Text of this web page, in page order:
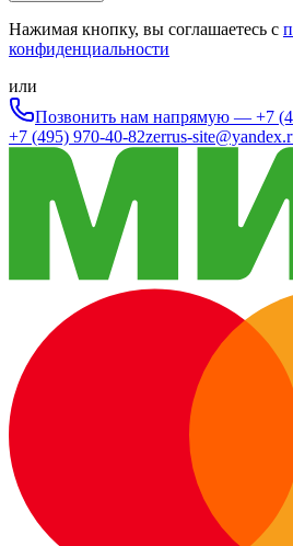
Нажимая кнопку, вы соглашаетесь с
конфиденциальности
или
Позвонить нам напрямую — +7
+7 (495) 970-40-82zerrus-